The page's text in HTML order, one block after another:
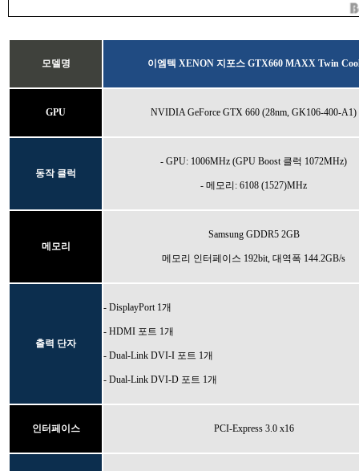
모델명 이엠텍 XENON 지포스 GTX660 MAXX Twin
GPU NVIDIA GeForce GTX 660 (28nm, GK106-400-A1)
동작 클럭
- GPU: 1006MHz (GPU Boost 클럭 1072MHz)
- 메모리: 6108 (1527)MHz
메모리
Samsung GDDR5 2GB
메모리 인터페이스 192bit, 대역폭 144.2GB/s
출력 단자
- DisplayPort 1개
- HDMI 포트 1개
- Dual-Link DVI-I 포트 1개
- Dual-Link DVI-D 포트 1개
인터페이스 PCI-Express 3.0 x16